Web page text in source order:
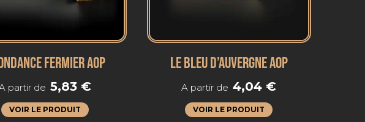
FERMIER AOP
partir de 5,83 €
VOIR LE PRODUIT
LE BLEU D’AUVERGNE AOP
A partir de 4,04 €
VOIR LE PRODUIT